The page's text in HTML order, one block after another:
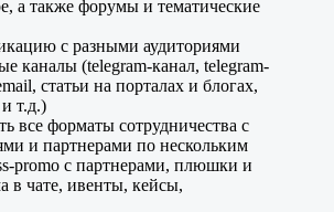
а также форумы и тематические
с разными аудиториями
каналы (telegram-канал, telegram-
статьи на порталах и блогах,
т.д.)
все форматы сотрудничества с
и партнерами по нескольким
promo с партнерами, плюшки и
в чате, ивенты, кейсы,